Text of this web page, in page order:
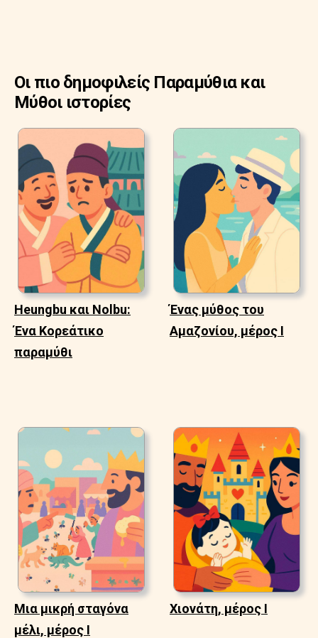
Οι πιο δημοφιλείς Παραμύθια και
Μύθοι ιστορίες
Heungbu και Nolbu:
Ένα Κορεάτικο
παραμύθι
Ένας μύθος του
Αμαζονίου, μέρος Ι
Μια μικρή σταγόνα
μέλι, μέρος Ι
Χιονάτη, μέρος Ι